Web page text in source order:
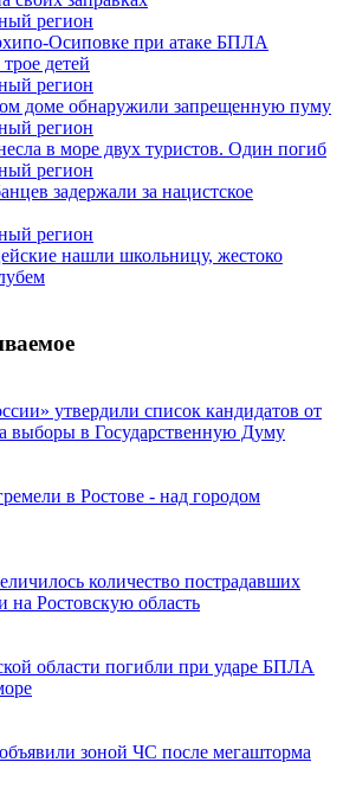
регион
Осиповке при атаке БПЛА
детей
регион
доме обнаружили запрещенную пуму
регион
в море двух туристов. Один погиб
регион
задержали за нацистское
регион
нашли школьницу, жестоко
утвердили список кандидатов от
выборы в Государственную Думу
в Ростове - над городом
количество пострадавших
на Ростовскую область
области погибли при ударе БПЛА
зоной ЧС после мегашторма